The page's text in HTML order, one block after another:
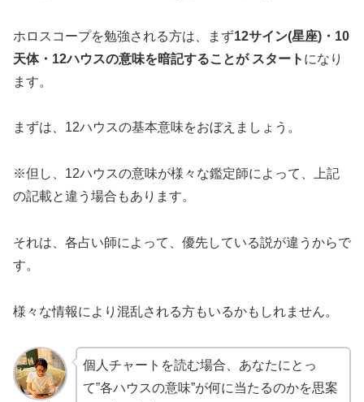
ホロスコープを勉強される方は、まず12サイン(星座)・10
天体・12ハウスの意味を暗記することが スタート になり
ます。
まずは、12ハウスの基本意味をおぼえましょう。
※但し、12ハウスの意味が様々な鑑定師によって、上記
の記載と違う場合もあります。
それは、各占い師によって、優先している説が違うからで
す。
様々な情報により混乱される方もいるかもしれません。
個人チャートを読む場合、あなたにとっ
て”各ハウスの意味”が何に当たるのかを思案